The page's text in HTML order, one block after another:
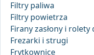
Filtry paliwa
Filtry powietrza
Firany zasłony i rolety
Frezarki i strugi
Frytkownice